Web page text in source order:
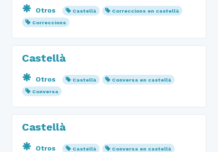
Otros Castellà
Correccions en castellà
Correccions
Castellà
Otros Castellà
Conversa en castellà
Conversa
Castellà
Otros Castellà Conversa en castellà